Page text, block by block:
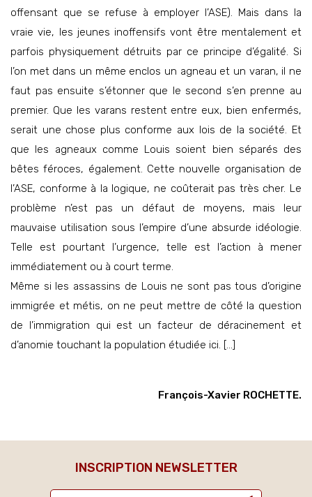
offensant que se refuse à employer l’ASE). Mais dans la
vraie vie, les jeunes inoffensifs vont être mentalement et
parfois physiquement détruits par ce principe d’égalité. Si
l’on met dans un même enclos un agneau et un varan, il ne
faut pas ensuite s’étonner que le second s’en prenne au
premier. Que les varans restent entre eux, bien enfermés,
serait une chose plus conforme aux lois de la société. Et
que les agneaux comme Louis soient bien séparés des
bêtes féroces, également. Cette nouvelle organisation de
l’ASE, conforme à la logique, ne coûterait pas très cher. Le
problème n’est pas un défaut de moyens, mais leur
mauvaise utilisation sous l’empire d’une absurde idéologie.
Telle est pourtant l’urgence, telle est l’action à mener
immédiatement ou à court terme.
Même si les assassins de Louis ne sont pas tous d’origine
immigrée et métis, on ne peut mettre de côté la question
de l’immigration qui est un facteur de déracinement et
d’anomie touchant la population étudiée ici. […]
François-Xavier ROCHETTE.
INSCRIPTION NEWSLETTER